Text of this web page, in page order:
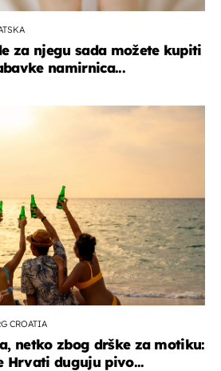
za njegu sada možete kupiti
namirnica...
CROATIA
netko zbog drške za motiku:
Hrvati duguju pivo...